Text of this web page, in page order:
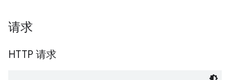
请求
HTTP 请求